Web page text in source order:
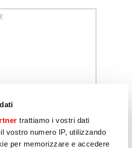
trattiamo i vostri dati
vostro numero IP, utilizzando
per memorizzare e accedere
处理我的个人数据，以便
，如隐私政策项下所示